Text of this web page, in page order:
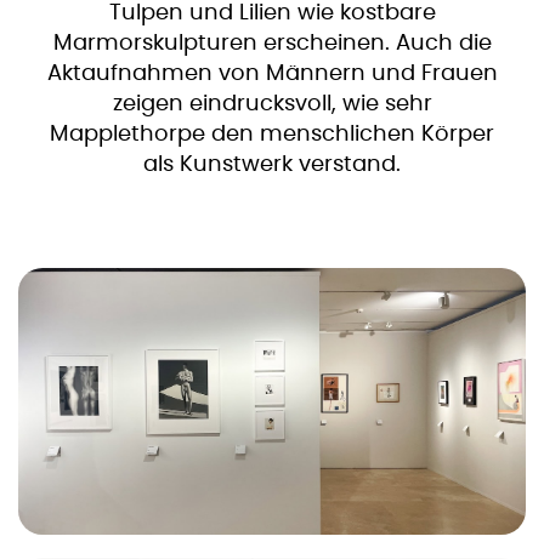
Tulpen und Lilien wie kostbare
Marmorskulpturen erscheinen. Auch die
Aktaufnahmen von Männern und Frauen
zeigen eindrucksvoll, wie sehr
Mapplethorpe den menschlichen Körper
als Kunstwerk verstand.